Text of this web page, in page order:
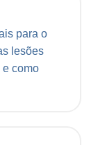
para o
lesões
e como